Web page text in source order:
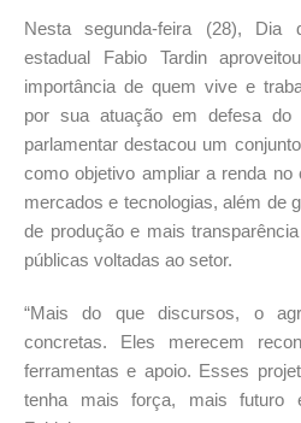
Nesta segunda-feira (28), Dia
estadual Fabio Tardin
importância de quem vive e
por sua atuação em defesa do
parlamentar destacou um
como objetivo ampliar a renda
mercados e tecnologias, além de
de produção e mais
públicas voltadas ao setor.
“Mais do que discursos, o
concretas. Eles merecem
ferramentas e apoio. Esses
tenha mais força, mais futuro